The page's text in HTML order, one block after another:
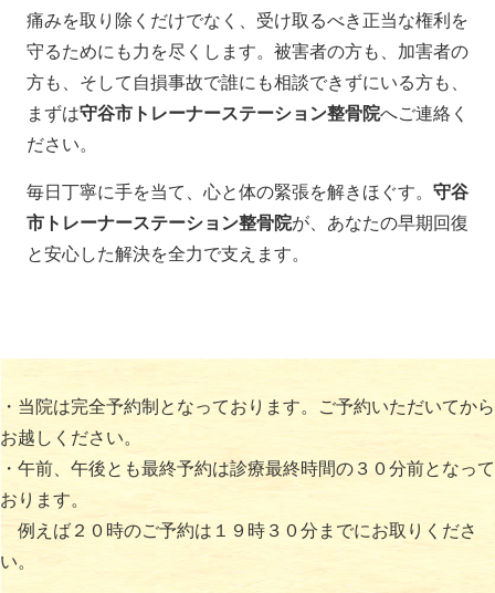
痛みを取り除くだけでなく、受け取るべき正当な権利を
守るためにも力を尽くします。被害者の方も、加害者の
方も、そして自損事故で誰にも相談できずにいる方も、
まずは守谷市トレーナーステーション整骨院へご連絡く
ださい。
毎日丁寧に手を当て、心と体の緊張を解きほぐす。 守谷
市トレーナーステーション整骨院が、あなたの早期回復
と安心した解決を全力で支えます。
・当院は完全予約制となっております。ご予約いただいてから
お越しください。
・午前、午後とも最終予約は診療最終時間の３０分前となって
おります。
例えば２０時のご予約は１９時３０分までにお取りくださ
い。